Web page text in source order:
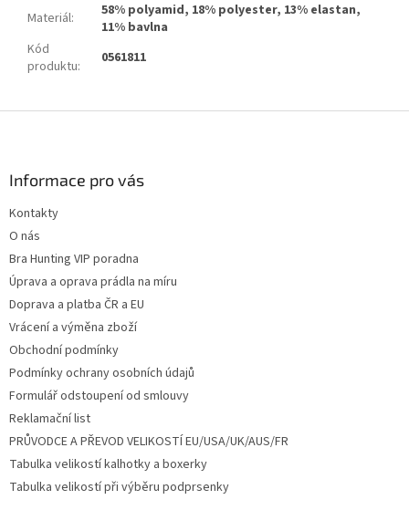
Materiál:
58% polyamid, 18% polyester, 13% elastan,
11% bavlna
Kód
produktu: 0561811
Informace pro vás
Kontakty
O nás
Bra Hunting VIP poradna
Úprava a oprava prádla na míru
Doprava a platba ČR a EU
Vrácení a výměna zboží
Obchodní podmínky
Podmínky ochrany osobních údajů
Formulář odstoupení od smlouvy
Reklamační list
PRŮVODCE A PŘEVOD VELIKOSTÍ EU/USA/UK/AUS/FR
Tabulka velikostí kalhotky a boxerky
Tabulka velikostí při výběru podprsenky